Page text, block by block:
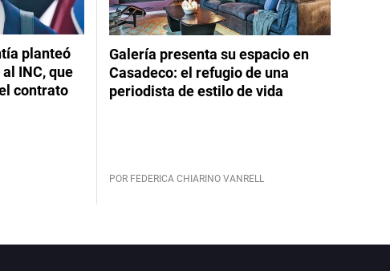
planteó
INC, que
contrato
Galería presenta su espacio en
Casadeco: el refugio de una
periodista de estilo de vida
POR FEDERICA CHIARINO VANRELL